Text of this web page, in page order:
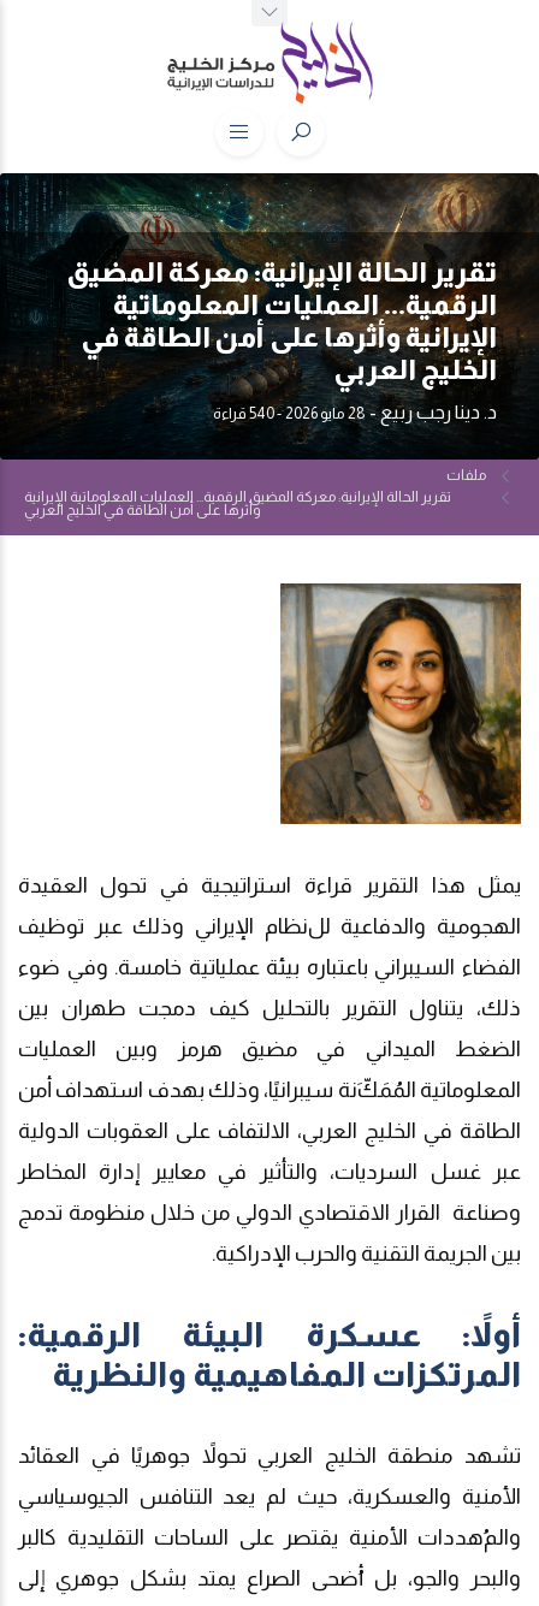
تقرير الحالة الإيرانية: معركة المضيق
الرقمية... العمليات المعلوماتية
الإيرانية وأثرها على أمن الطاقة في
الخليج العربي
د. دينا رجب ربيع-28 مايو 2026 - 540 قراءة
ملفات
تقرير الحالة الإيرانية: معركة المضيق الرقمية... العمليات المعلوماتية الإيرانية
وأثرها على أمن الطاقة في الخليج العربي
يمثل هذا التقرير قراءة استراتيجية في تحول العقيدة
الهجومية والدفاعية للنظام الإيراني وذلك عبر توظيف
الفضاء السيبراني باعتباره بيئة عملياتية خامسة. وفي ضوء
ذلك، يتناول التقرير بالتحليل كيف دمجت طهران بين
الضغط الميداني في مضيق هرمز وبين العمليات
المعلوماتية المُمَكّنة سيبرانيًا، وذلك بهدف استهداف أمن
الطاقة في الخليج العربي، الالتفاف على العقوبات الدولية
عبر غسل السرديات، والتأثير في معايير إدارة المخاطر
وصناعة القرار الاقتصادي الدولي من خلال منظومة تدمج
بين الجريمة التقنية والحرب الإدراكية.
أولاً: عسكرة البيئة الرقمية:
المرتكزات المفاهيمية والنظرية
تشهد منطقة الخليج العربي تحولاً جوهريًا في العقائد
الأمنية والعسكرية، حيث لم يعد التنافس الجيوسياسي
والمهددات الأمنية يقتصر على الساحات التقليدية كالبر
والبحر والجو، بل أضحى الصراع يمتد بشكل جوهري إلى